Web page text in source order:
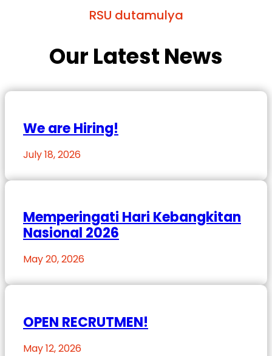
RSU dutamulya
Our Latest News
We are Hiring!
July 18, 2026
Memperingati Hari Kebangkitan
Nasional 2026
May 20, 2026
OPEN RECRUTMEN!
May 12, 2026